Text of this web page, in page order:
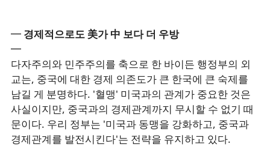
━ 경제적으로도 美가 中 보다 더 우방
━
다자주의와 민주주의를 축으로 한 바이든 행정부의 외
교는, 중국에 대한 경제 의존도가 큰 한국에 큰 숙제를
남길 게 분명하다. '혈맹' 미국과의 관계가 중요한 것은
사실이지만, 중국과의 경제관계까지 무시할 수 없기 때
문이다. 우리 정부는 '미국과 동맹을 강화하고, 중국과
경제관계를 발전시킨다'는 전략을 유지하고 있다.